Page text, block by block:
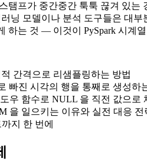
탬프가 중간중간 툭툭 끊겨 있
닝 모델이나 분석 도구들은 대부
하는 것 — 이것이 PySpark 시계
간격으로 리샘플링하는 방법
빠진 시각의 행을 통째로 생성하
우 함수로 NULL 을 직전 값으로
을 일으키는 이유와 실전 대응 전
지 한 번에